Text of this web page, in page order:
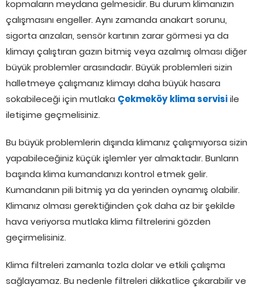
kopmaların meydana gelmesidir. Bu durum klimanızın
çalışmasını engeller. Aynı zamanda anakart sorunu,
sigorta arızaları, sensör kartının zarar görmesi ya da
klimayı çalıştıran gazın bitmiş veya azalmış olması diğer
büyük problemler arasındadır. Büyük problemleri sizin
halletmeye çalışmanız klimayı daha büyük hasara
sokabileceği için mutlaka Çekmeköy klima servisiile
iletişime geçmelisiniz.
Bu büyük problemlerin dışında klimanız çalışmıyorsa sizin
yapabileceğiniz küçük işlemler yer almaktadır. Bunların
başında klima kumandanızı kontrol etmek gelir.
Kumandanın pili bitmiş ya da yerinden oynamış olabilir.
Klimanız olması gerektiğinden çok daha az bir şekilde
hava veriyorsa mutlaka klima filtrelerini gözden
geçirmelisiniz.
Klima filtreleri zamanla tozla dolar ve etkili çalışma
sağlayamaz. Bu nedenle filtreleri dikkatlice çıkarabilir ve